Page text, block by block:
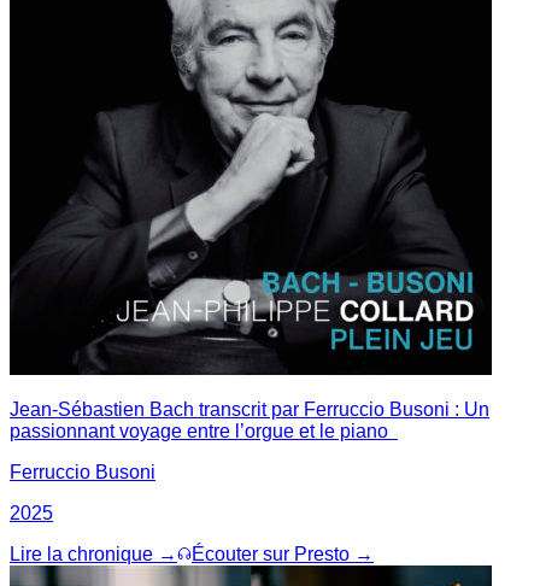
Jean-Sébastien Bach transcrit par Ferruccio Busoni : Un
passionnant voyage entre l’orgue et le piano
Ferruccio Busoni
2025
Lire la chronique →
Écouter sur Presto →